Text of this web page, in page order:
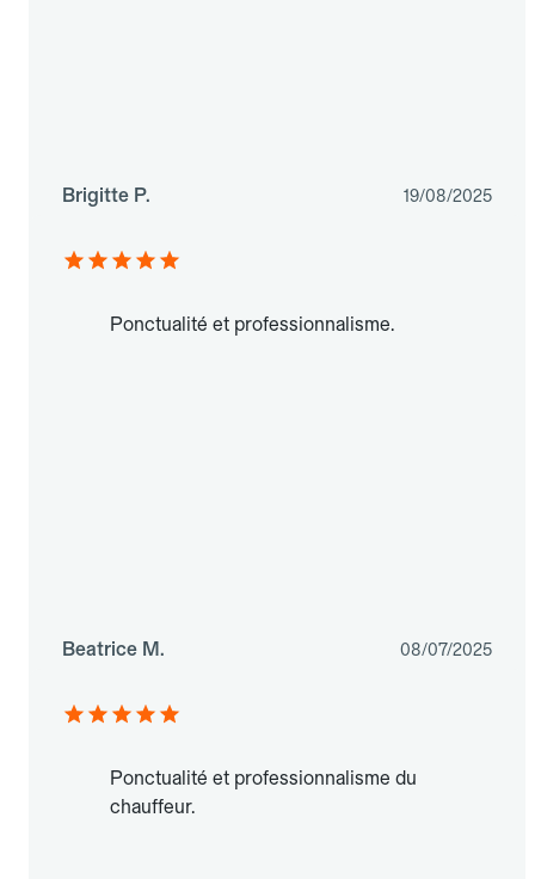
Brigitte P. 19/08/2025
Ponctualité et professionnalisme.
Beatrice M. 08/07/2025
Ponctualité et professionnalisme du
chauffeur.